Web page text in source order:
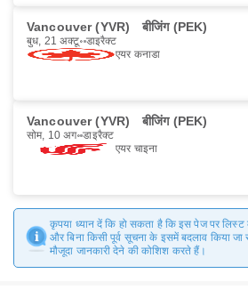
Vancouver (YVR) बीजिंग (PEK)
बुध, 21 अक्टू॰ डाइरैक्ट
एयर कनाडा
Vancouver (YVR) बीजिंग (PEK)
सोम, 10 अग॰ डाइरैक्ट
एयर चाइना
कृपया ध्यान दें कि हो सकता है कि इस पेज पर
और बिना किसी पूर्व सूचना के इसमें बदलाव किया
मौजूदा जानकारी देने की कोशिश करते हैं।